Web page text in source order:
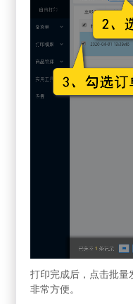
打印完成后，点击批量
非常方便。